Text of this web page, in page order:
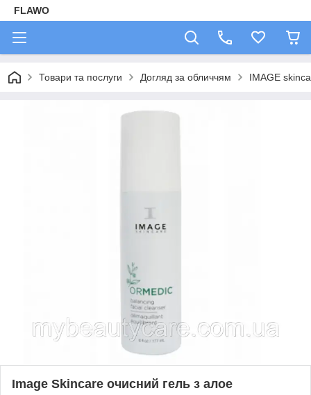
FLAWO
Товари та послуги Догляд за обличчям IMAGE
Image Skincare очисний гель з алое